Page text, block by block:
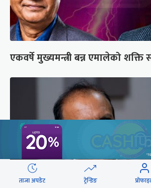
एकवर्षे मुख्यमन्त्री बन्न एमालेको शक्ति
ताजा अपडेट ट्रेन्डिङ